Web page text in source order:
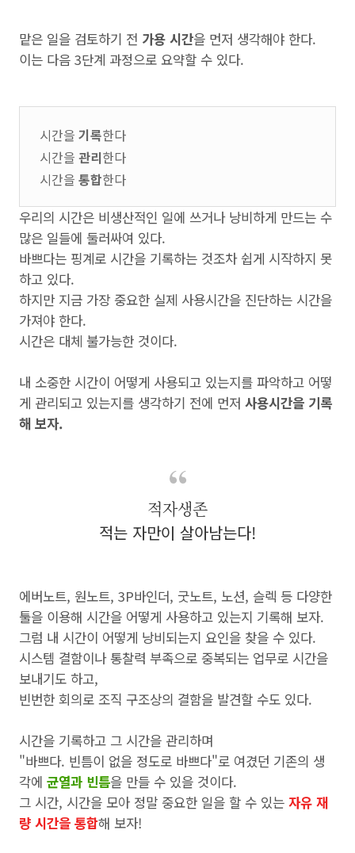
맡은 일을 검토하기 전 가용 시간을 먼저 생각해야 한다.
이는 다음 3단계 과정으로 요약할 수 있다.
시간을 기록한다
시간을 관리한다
시간을 통합한다
우리의 시간은 비생산적인 일에 쓰거나 낭비하게 만드는 수
많은 일들에 둘러싸여 있다.
바쁘다는 핑계로 시간을 기록하는 것조차 쉽게 시작하지 못
하고 있다.
하지만 지금 가장 중요한 실제 사용시간을 진단하는 시간을
가져야 한다.
시간은 대체 불가능한 것이다.
내 소중한 시간이 어떻게 사용되고 있는지를 파악하고 어떻
게 관리되고 있는지를 생각하기 전에 먼저 사용시간을 기록
해 보자.
적자생존
적는 자만이 살아남는다!
에버노트, 원노트, 3P바인더, 굿노트, 노션, 슬렉 등 다양한
툴을 이용해 시간을 어떻게 사용하고 있는지 기록해 보자.
그럼 내 시간이 어떻게 낭비되는지 요인을 찾을 수 있다.
시스템 결함이나 통찰력 부족으로 중복되는 업무로 시간을
보내기도 하고,
빈번한 회의로 조직 구조상의 결함을 발견할 수도 있다.
시간을 기록하고 그 시간을 관리하며
"바쁘다. 빈틈이 없을 정도로 바쁘다"로 여겼던 기존의 생
각에 균열과 빈틈을 만들 수 있을 것이다.
그 시간, 시간을 모아 정말 중요한 일을 할 수 있는 자유 재
량 시간을 통합해 보자!